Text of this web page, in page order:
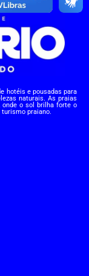
hotéis e pousadas para
naturais. As praias
o sol brilha forte o
praiano.